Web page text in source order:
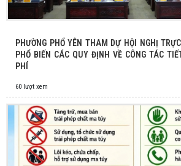
PHƯỜNG PHỔ YÊN THAM DỰ HỘI NGHỊ
PHỔ BIẾN CÁC QUY ĐỊNH VỀ CÔNG TÁC
PHÍ
60 lượt xem